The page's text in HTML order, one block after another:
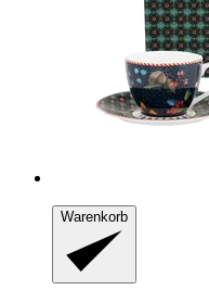
Warenkorb